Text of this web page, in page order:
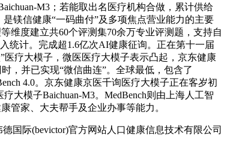
M3；若能取出名医疗机构合做，累计供给
镁信健康“一码曲付”及多项焦点营业能力的主要
维度建立共60个评测集70余万专业评测题，支持自
统计。完成超1.6亿次AI健康征询。正在第十一届
医疗大模子，微医医疗大模子表示凸起，京东健康
，并已实现“微信曲连”。全球最低，包含了
4.0。京东健康京医千询医疗大模子正在客岁初
大模子Baichuan-M3。MedBench则由上海人工智
管家、大夫帮手及企业办事等能力。
德国际(bevictor)官方网站人口健康信息技术有限公司